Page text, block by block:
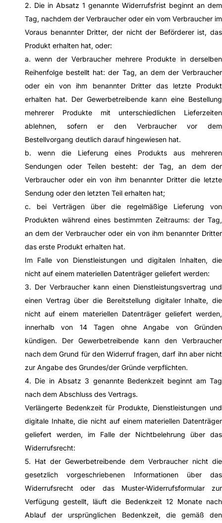
2. Die in Absatz 1 genannte Widerrufsfrist beginnt an dem
Tag, nachdem der Verbraucher oder ein vom Verbraucher im
Voraus benannter Dritter, der nicht der Beförderer ist, das
Produkt erhalten hat, oder:
a. wenn der Verbraucher mehrere Produkte in derselben
Reihenfolge bestellt hat: der Tag, an dem der Verbraucher
oder ein von ihm benannter Dritter das letzte Produkt
erhalten hat. Der Gewerbetreibende kann eine Bestellung
mehrerer Produkte mit unterschiedlichen Lieferzeiten
ablehnen, sofern er den Verbraucher vor dem
Bestellvorgang deutlich darauf hingewiesen hat.
b. wenn die Lieferung eines Produkts aus mehreren
Sendungen oder Teilen besteht: der Tag, an dem der
Verbraucher oder ein von ihm benannter Dritter die letzte
Sendung oder den letzten Teil erhalten hat;
c. bei Verträgen über die regelmäßige Lieferung von
Produkten während eines bestimmten Zeitraums: der Tag,
an dem der Verbraucher oder ein von ihm benannter Dritter
das erste Produkt erhalten hat.
Im Falle von Dienstleistungen und digitalen Inhalten, die
nicht auf einem materiellen Datenträger geliefert werden:
3. Der Verbraucher kann einen Dienstleistungsvertrag und
einen Vertrag über die Bereitstellung digitaler Inhalte, die
nicht auf einem materiellen Datenträger geliefert werden,
innerhalb von 14 Tagen ohne Angabe von Gründen
kündigen. Der Gewerbetreibende kann den Verbraucher
nach dem Grund für den Widerruf fragen, darf ihn aber nicht
zur Angabe des Grundes/der Gründe verpflichten.
4. Die in Absatz 3 genannte Bedenkzeit beginnt am Tag
nach dem Abschluss des Vertrags.
Verlängerte Bedenkzeit für Produkte, Dienstleistungen und
digitale Inhalte, die nicht auf einem materiellen Datenträger
geliefert werden, im Falle der Nichtbelehrung über das
Widerrufsrecht:
5. Hat der Gewerbetreibende dem Verbraucher nicht die
gesetzlich vorgeschriebenen Informationen über das
Widerrufsrecht oder das Muster-Widerrufsformular zur
Verfügung gestellt, läuft die Bedenkzeit 12 Monate nach
Ablauf der ursprünglichen Bedenkzeit, die gemäß den